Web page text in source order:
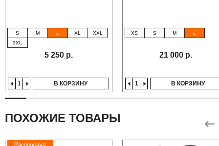
S M L XL
XXL
3XL
5 250 р.
В КОРЗИНУ
XS S M L
21 000 р.
В КОРЗИНУ
ПОХОЖИЕ ТОВАРЫ